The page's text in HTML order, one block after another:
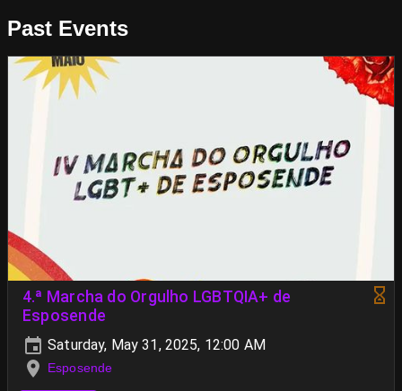
Past Events
4.ª Marcha do Orgulho LGBTQIA+ de
Esposende
Saturday, May 31, 2025, 12:00 AM
Esposende